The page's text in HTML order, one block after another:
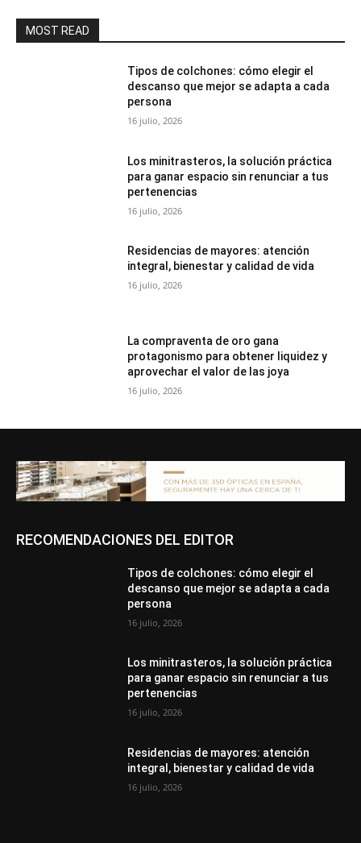
MOST READ
Tipos de colchones: cómo elegir el
descanso que mejor se adapta a cada
persona
16 julio, 2026
Los minitrasteros, la solución práctica
para ganar espacio sin renunciar a tus
pertenencias
16 julio, 2026
Residencias de mayores: atención
integral, bienestar y calidad de vida
16 julio, 2026
La compraventa de oro gana
protagonismo para obtener liquidez y
aprovechar el valor de las joya
16 julio, 2026
RECOMENDACIONES DEL EDITOR
Tipos de colchones: cómo elegir el
descanso que mejor se adapta a cada
persona
16 julio, 2026
Los minitrasteros, la solución práctica
para ganar espacio sin renunciar a tus
pertenencias
16 julio, 2026
Residencias de mayores: atención
integral, bienestar y calidad de vida
16 julio, 2026